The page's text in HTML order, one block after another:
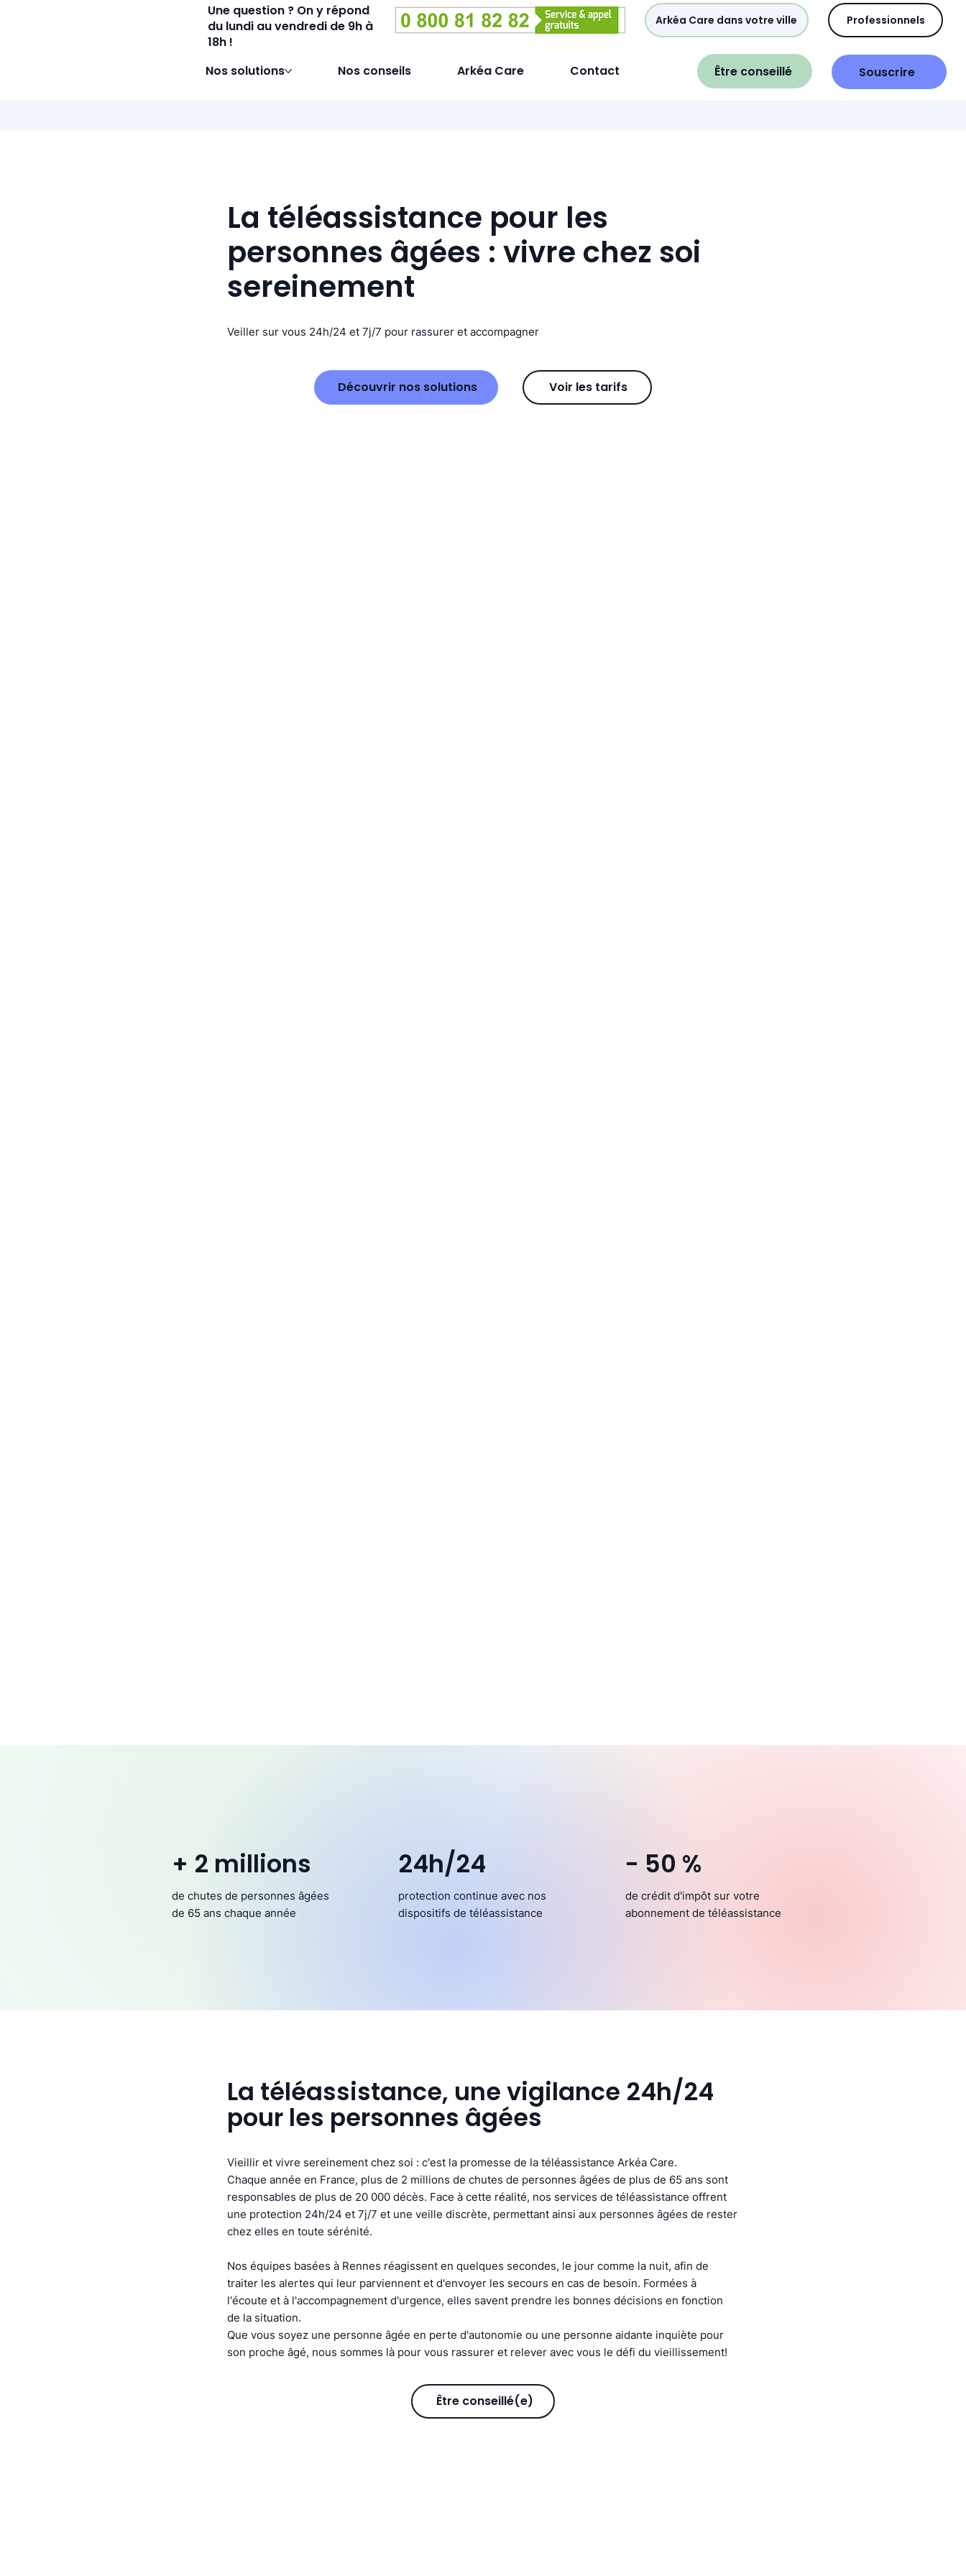
Une question ? On y répond
du lundi au vendredi de 9h à
18h !
Arkéa Care dans votre ville Professionnels
Nos solutions Nos conseils Arkéa Care Contact Être conseillé Souscrire
La téléassistance pour les
personnes âgées : vivre chez soi
sereinement
Veiller sur vous 24h/24 et 7j/7 pour rassurer et accompagner
Découvrir nos solutions Voir les tarifs
+ 2 millions
de chutes de personnes âgées
de 65 ans chaque année
24h/24
protection continue avec nos
dispositifs de téléassistance
- 50 %
de crédit d'impôt sur votre
abonnement de téléassistance
La téléassistance, une vigilance 24h/24
pour les personnes âgées
Vieillir et vivre sereinement chez soi : c'est la promesse de la téléassistance Arkéa Care.
Chaque année en France, plus de 2 millions de chutes de personnes âgées de plus de 65 ans sont
responsables de plus de 20 000 décès. Face à cette réalité, nos services de téléassistance offrent
une protection 24h/24 et 7j/7 et une veille discrète, permettant ainsi aux personnes âgées de rester
chez elles en toute sérénité.​
Nos équipes basées à Rennes réagissent en quelques secondes, le jour comme la nuit, afin de
traiter les alertes qui leur parviennent et d'envoyer les secours en cas de besoin. Formées à
l'écoute et à l'accompagnement d'urgence, elles savent prendre les bonnes décisions en fonction
de la situation.
Que vous soyez une personne âgée en perte d'autonomie ou une personne aidante inquiète pour
son proche âgé, nous sommes là pour vous rassurer et relever avec vous le défi du vieillissement!
Être conseillé(e)